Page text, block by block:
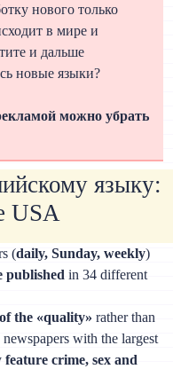
нового только
в мире и
и дальше
новые языки?
можно убрать
языку:
USA
(daily, Sunday, weekly)
published in 34 different
of the «quality» rather than
with the largest
feature crime, sex and